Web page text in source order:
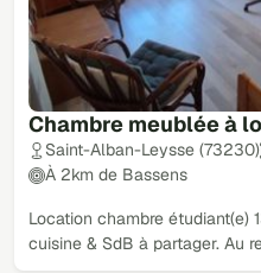
Chambre meublée à
Saint-Alban-Leysse (73230)
À 2km de Bassens
Location chambre étudiant(e)
cuisine & SdB à partager. Au